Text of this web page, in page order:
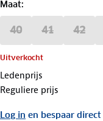
Maat:
40 41 42
Uitverkocht
Ledenprijs
Reguliere prijs
Log in en bespaar direct